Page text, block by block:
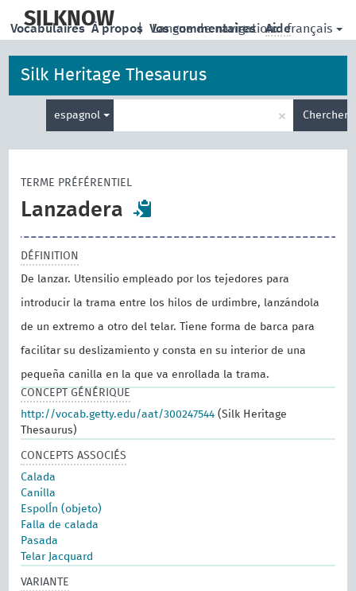
main
SILKNOW | Langue de navigation: français
Vocabulaires À propos Vos commentaires Aide
Silk Heritage Thesaurus
espagnol
de
× Chercher
TERME PRÉFÉRENTIEL
Lanzadera
DÉFINITION
De lanzar. Utensilio empleado por los tejedores para
introducir la trama entre los hilos de urdimbre, lanzándola
de un extremo a otro del telar. Tiene forma de barca para
facilitar su deslizamiento y consta en su interior de una
pequeña canilla en la que va enrollada la trama.
CONCEPT GÉNÉRIQUE
http://vocab.getty.edu/aat/300247544 (Silk Heritage
Thesaurus)
CONCEPTS ASSOCIÉS
Calada
Canilla
EspolÍn (objeto)
Falla de calada
Pasada
Telar Jacquard
VARIANTE